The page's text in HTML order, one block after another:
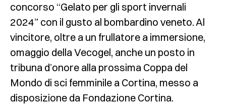
concorso “Gelato per gli sport invernali
2024” con il gusto al bombardino veneto. Al
vincitore, oltre a un frullatore a immersione,
omaggio della Vecogel, anche un posto in
tribuna d’onore alla prossima Coppa del
Mondo di sci femminile a Cortina, messo a
disposizione da Fondazione Cortina.